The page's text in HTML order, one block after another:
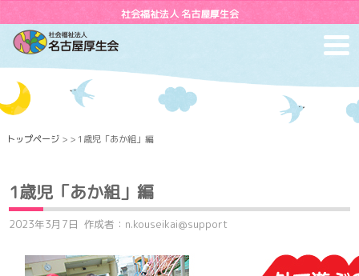
社会福祉法人 名古屋厚生会
トップページ > > 1歳児「あか組」編
1歳児「あか組」編
2023年3月7日 作成者：n.kouseikai@support